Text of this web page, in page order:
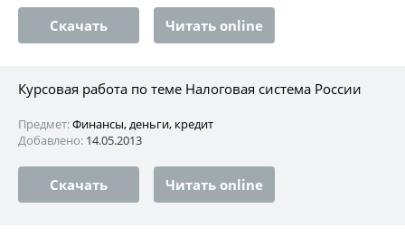
Скачать Читать online
Курсовая работа по теме Налоговая система России
Предмет:Финансы, деньги, кредит
Добавлено: 14.05.2013
Скачать Читать online